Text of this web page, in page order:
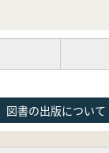
図書の出版について